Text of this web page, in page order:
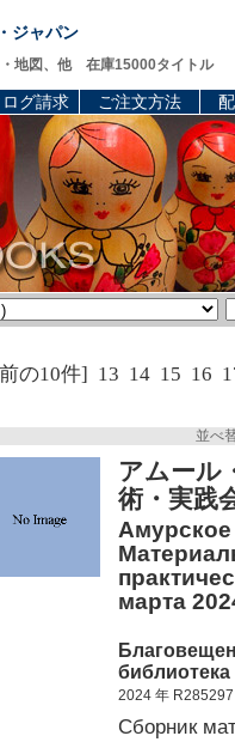
ジャパン
・地図、他 在庫15000タイトル
グ請求 ご注文方法
の10件] 13 14 15 16
並べ
アムール
術・実践
Амурское
марта
2024 年 R285297
Сборник